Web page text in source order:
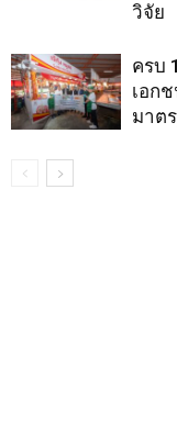
วิจัย
ครบ
เอก
มาต